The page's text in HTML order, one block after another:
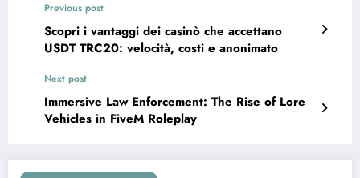
Previous post
Scopri i vantaggi dei casinò che accettano
USDT TRC20: velocità, costi e anonimato
Next post
Immersive Law Enforcement: The Rise of Lore
Vehicles in FiveM Roleplay